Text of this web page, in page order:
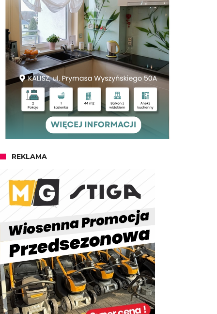
REKLAMA